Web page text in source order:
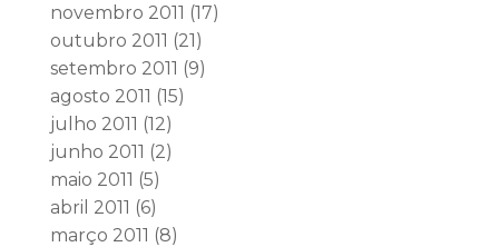
novembro 2011 (17)
outubro 2011 (21)
setembro 2011 (9)
agosto 2011 (15)
julho 2011 (12)
junho 2011 (2)
maio 2011 (5)
abril 2011 (6)
março 2011 (8)